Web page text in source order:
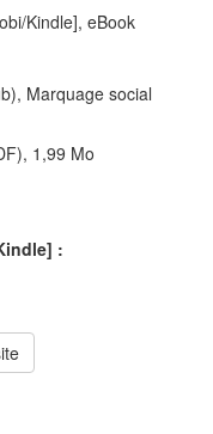
Kindle], eBook
Marquage social
1,99 Mo
: